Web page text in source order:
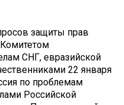
защиты прав
СНГ, евразийской
22 января
по проблемам
Российской